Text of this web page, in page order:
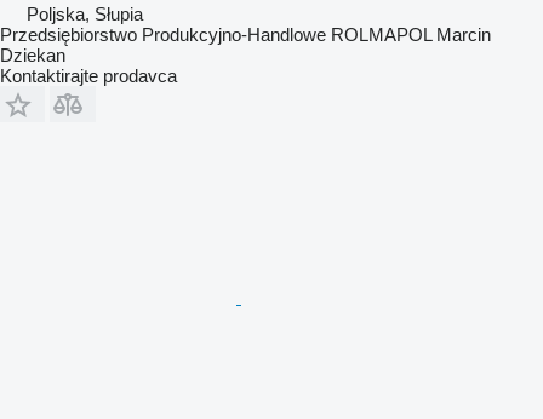
Poljska, Słupia
Przedsiębiorstwo Produkcyjno-Handlowe ROLMAPOL Marcin
Dziekan
Kontaktirajte prodavca